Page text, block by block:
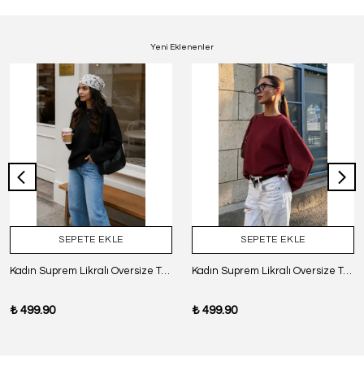
Yeni Eklenenler
SEPETE EKLE
Kadın Suprem Likralı Oversize T-Shirt - SİYAH
₺ 499.90
SEPETE EKLE
Kadın Suprem Likralı Oversize T-Shirt - BORDO
₺ 499.90